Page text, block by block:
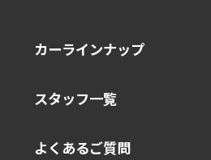
カーラインナップ
スタッフ一覧
よくあるご質問